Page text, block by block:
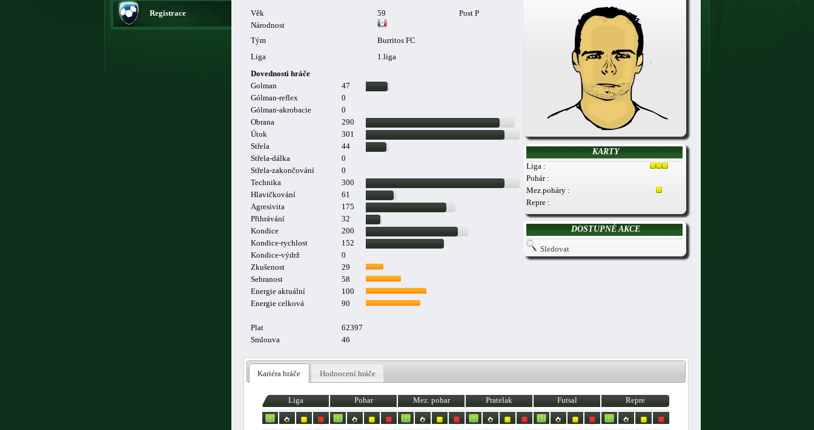
Registrace Věk 59
Post P
Národnost
Tým
Burritos FC
Liga
1.liga
Dovednosti hráče
Golman
47
Gólman-reflex
0
Gólman-akrobacie
0
Obrana
290
Útok
301
Střela
44
Střela-dálka
0
Střela-zakončování
0
Technika
300
Hlavičkování
61
Agresivita
175
Přihrávání
32
Kondice
200
Kondice-rychlost
152
Kondice-výdrž
0
Zkušenost
29
Sehranost
58
Energie aktuální
100
Energie celková
90
Plat
62397
Smlouva
46
KARTY
Liga :
Pohár :
Mez.poháry :
Repre :
DOSTUPNÉ AKCE
Sledovat
Kariéra hráče Hodnocení hráče
Liga Pohar Mez. pohar Pratelak Futsal Repre